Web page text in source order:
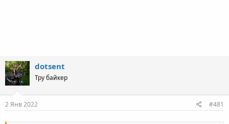
dotsent
Тру байкер
2 Янв 2022 #481